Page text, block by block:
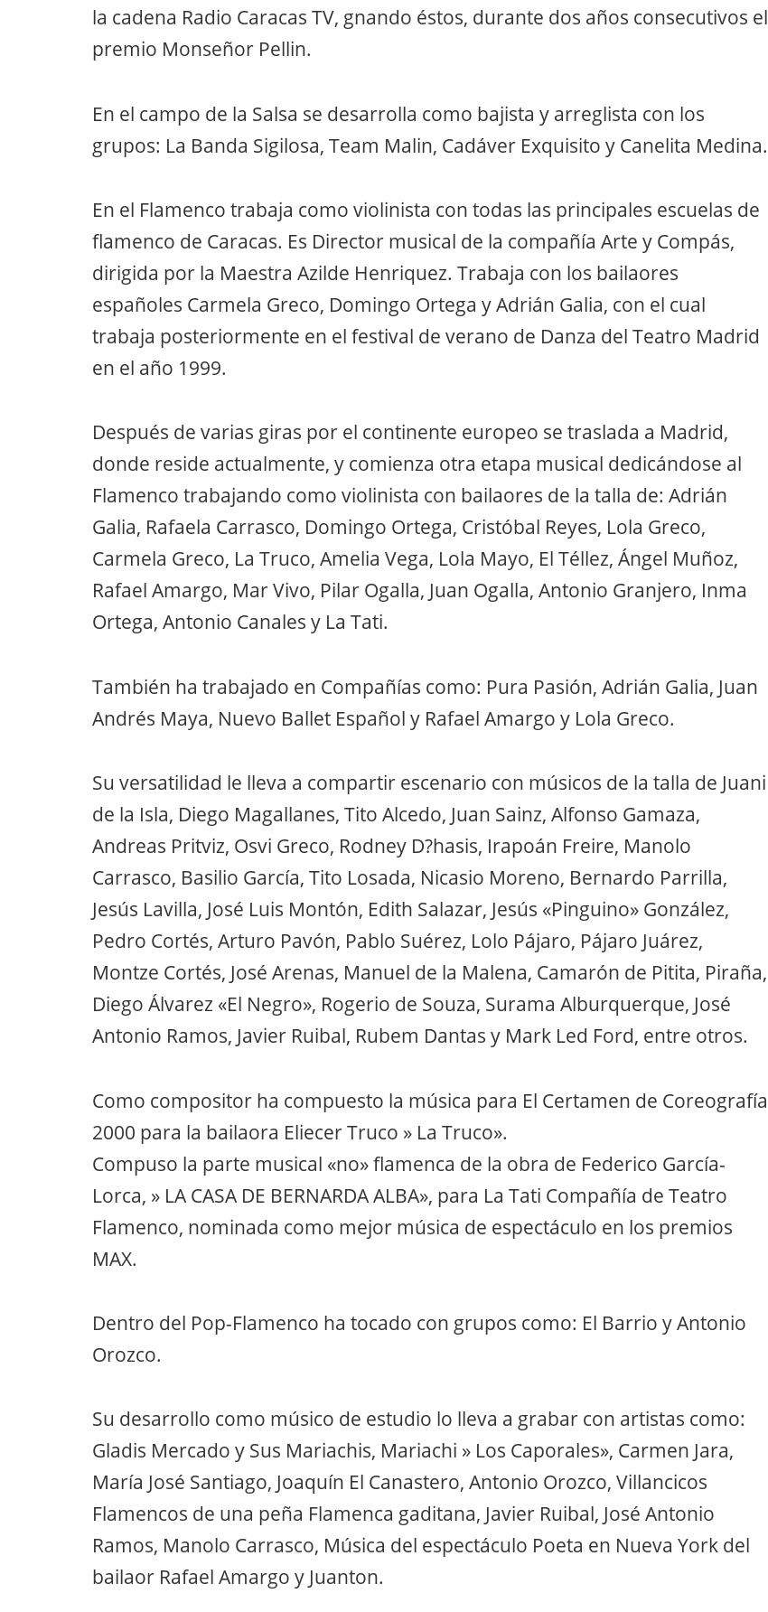
la cadena Radio Caracas TV, gnando éstos, durante dos años consecutivos el
premio Monseñor Pellin.
En el campo de la Salsa se desarrolla como bajista y arreglista con los
grupos: La Banda Sigilosa, Team Malin, Cadáver Exquisito y Canelita Medina.
En el Flamenco trabaja como violinista con todas las principales escuelas de
flamenco de Caracas. Es Director musical de la compañía Arte y Compás,
dirigida por la Maestra Azilde Henriquez. Trabaja con los bailaores
españoles Carmela Greco, Domingo Ortega y Adrián Galia, con el cual
trabaja posteriormente en el festival de verano de Danza del Teatro Madrid
en el año 1999.
Después de varias giras por el continente europeo se traslada a Madrid,
donde reside actualmente, y comienza otra etapa musical dedicándose al
Flamenco trabajando como violinista con bailaores de la talla de: Adrián
Galia, Rafaela Carrasco, Domingo Ortega, Cristóbal Reyes, Lola Greco,
Carmela Greco, La Truco, Amelia Vega, Lola Mayo, El Téllez, Ángel Muñoz,
Rafael Amargo, Mar Vivo, Pilar Ogalla, Juan Ogalla, Antonio Granjero, Inma
Ortega, Antonio Canales y La Tati.
También ha trabajado en Compañías como: Pura Pasión, Adrián Galia, Juan
Andrés Maya, Nuevo Ballet Español y Rafael Amargo y Lola Greco.
Su versatilidad le lleva a compartir escenario con músicos de la talla de Juani
de la Isla, Diego Magallanes, Tito Alcedo, Juan Sainz, Alfonso Gamaza,
Andreas Pritviz, Osvi Greco, Rodney D?hasis, Irapoán Freire, Manolo
Carrasco, Basilio García, Tito Losada, Nicasio Moreno, Bernardo Parrilla,
Jesús Lavilla, José Luis Montón, Edith Salazar, Jesús «Pinguino» González,
Pedro Cortés, Arturo Pavón, Pablo Suérez, Lolo Pájaro, Pájaro Juárez,
Montze Cortés, José Arenas, Manuel de la Malena, Camarón de Pitita, Piraña,
Diego Álvarez «El Negro», Rogerio de Souza, Surama Alburquerque, José
Antonio Ramos, Javier Ruibal, Rubem Dantas y Mark Led Ford, entre otros.
Como compositor ha compuesto la música para El Certamen de Coreografía
2000 para la bailaora Eliecer Truco » La Truco».
Compuso la parte musical «no» flamenca de la obra de Federico García-
Lorca, » LA CASA DE BERNARDA ALBA», para La Tati Compañía de Teatro
Flamenco, nominada como mejor música de espectáculo en los premios
MAX.
Dentro del Pop-Flamenco ha tocado con grupos como: El Barrio y Antonio
Orozco.
Su desarrollo como músico de estudio lo lleva a grabar con artistas como:
Gladis Mercado y Sus Mariachis, Mariachi » Los Caporales», Carmen Jara,
María José Santiago, Joaquín El Canastero, Antonio Orozco, Villancicos
Flamencos de una peña Flamenca gaditana, Javier Ruibal, José Antonio
Ramos, Manolo Carrasco, Música del espectáculo Poeta en Nueva York del
bailaor Rafael Amargo y Juanton.